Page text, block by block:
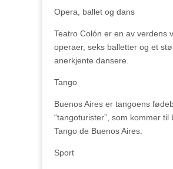
Opera, ballet og dans
Teatro Colón er en av verdens
operaer, seks balletter og et
anerkjente dansere.
Tango
Buenos Aires er tangoens
“tangoturister”, som kommer
Tango de Buenos Aires.
Sport